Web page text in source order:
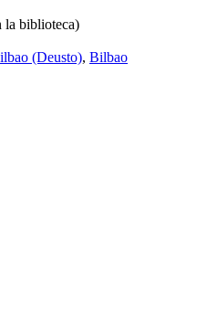
la biblioteca)
(Deusto), Bilbao